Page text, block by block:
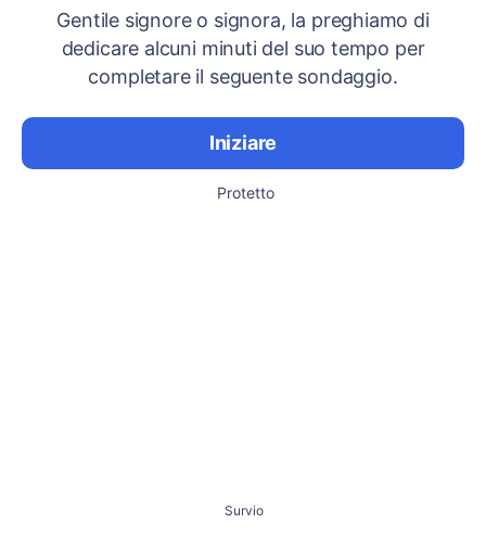
Gentile signore o signora, la preghiamo di
dedicare alcuni minuti del suo tempo per
completare il seguente sondaggio.
Iniziare
Protetto
Survio